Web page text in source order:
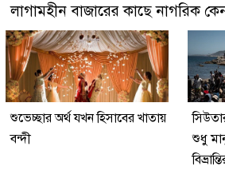
লাগামহীন বাজারের কাছে নাগরিক
শুভেচ্ছার অর্থ যখন হিসাবের খাতায়
বন্দী
শুধু